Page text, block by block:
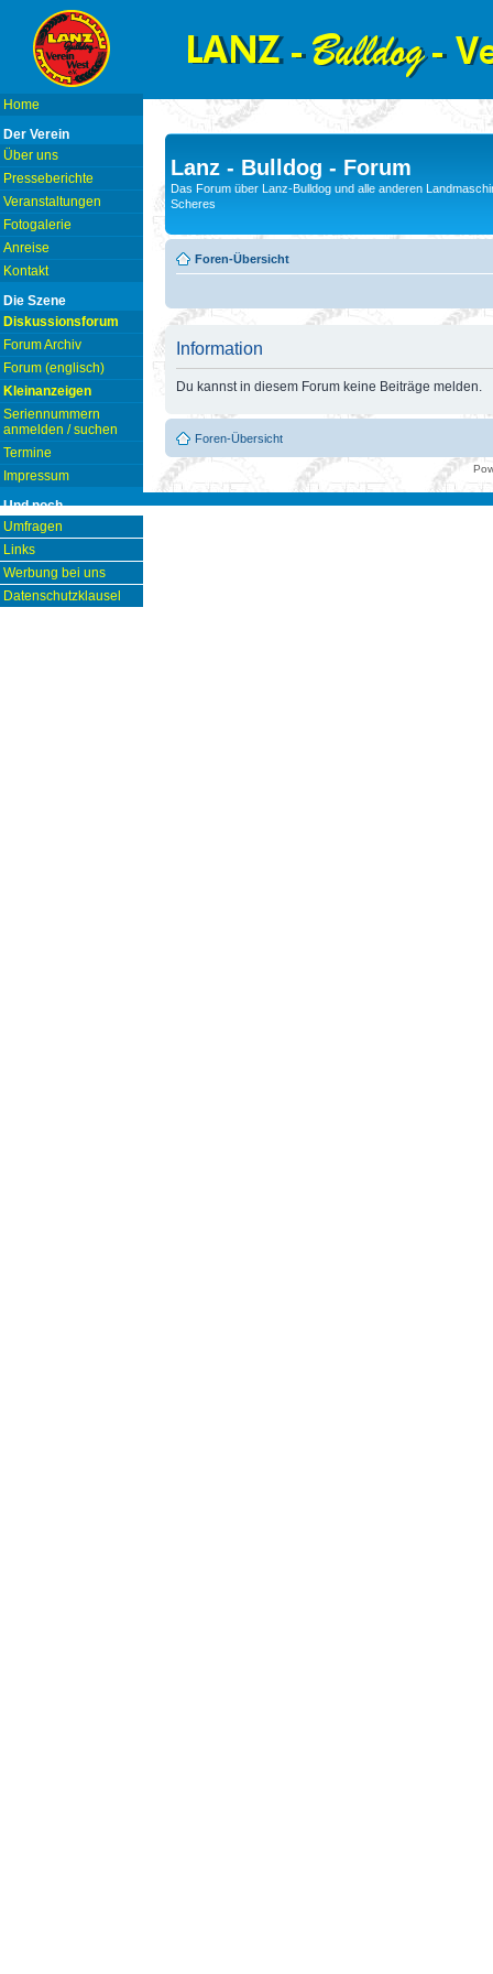
Home
Der Verein
Über uns
Presseberichte
Veranstaltungen
Fotogalerie
Anreise
Kontakt
Die Szene
Diskussionsforum
Forum Archiv
Forum (englisch)
Kleinanzeigen
Seriennummern
anmelden / suchen
Termine
Impressum
Und noch...
Umfragen
Links
Werbung bei uns
Datenschutzklausel
Lanz - Bulldog - Forum
Das Forum über Lanz-Bulldog und alle anderen
Scheres
Foren-Übersicht
Information
Du kannst in diesem Forum keine Beiträge melden.
Foren-Übersicht